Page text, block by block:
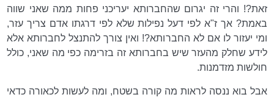
זאת?! והרי זה יגרום שהחברותא יעריכני פחות ממה שאני שווה
באמת? אך ז"א לפי דעל נפילות שלא לפי דרגתו אדם צריך עזר,
ומי יעזור לו אם לא החברותא?! ואין צורך להתנצל לחברותא אלא
לידע שחלק מהעזר שיש בחברותא זה בזרימה כפי מה שאני, כולל
חולשות מזדמנות.
אבל בוא ננסה לראות מה קורה בשטח, ומה לעשות לכאורה כדאי